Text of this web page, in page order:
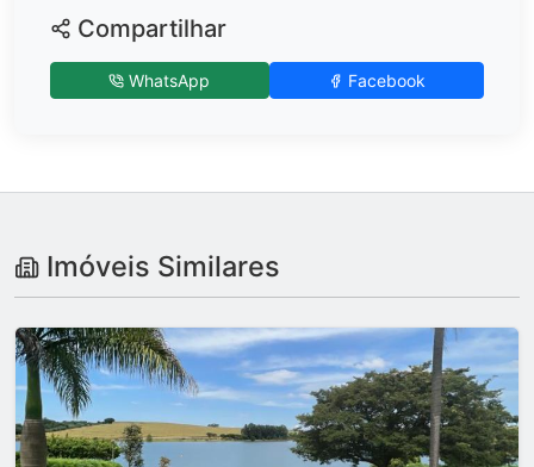
Compartilhar
WhatsApp Facebook
Imóveis Similares